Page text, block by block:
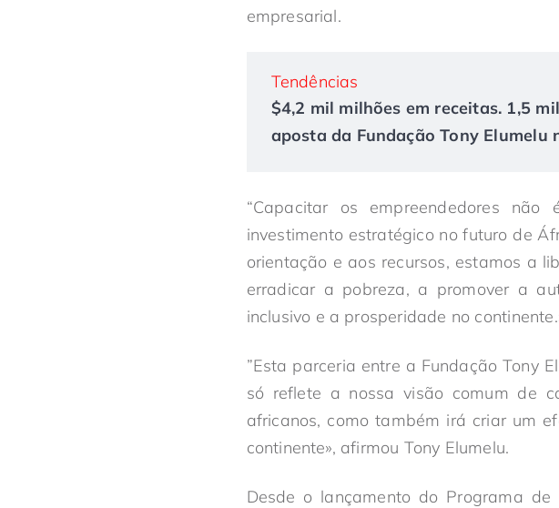
empresarial.
Tendências
$4,2 mil milhões em receitas. 1,5
aposta da Fundação Tony
“Capacitar os empreendedores
investimento estratégico no futuro de
orientação e aos recursos, estamos a
erradicar a pobreza, a promover a
inclusivo e a prosperidade no
”Esta parceria entre a Fundação Tony
só reflete a nossa visão comum de
africanos, como também irá criar um
continente», afirmou Tony Elumelu.
Desde o lançamento do Programa